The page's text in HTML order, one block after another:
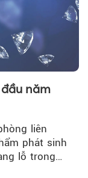
năm
liên
phát sinh
lỗ trong